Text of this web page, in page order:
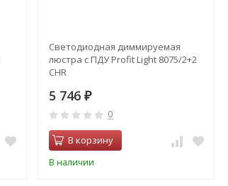
Светодиодная диммируемая
люстра с ПДУ Profit Light 8075/2+2
CHR
5 746 ₽
0
В корзину
В наличии